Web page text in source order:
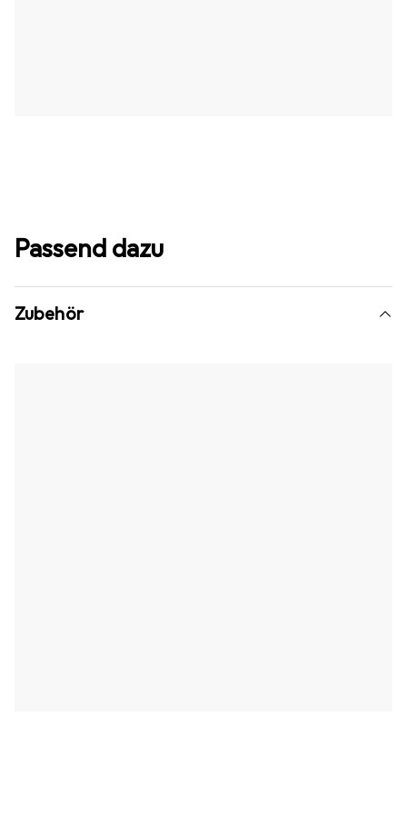
Passend dazu
Zubehör